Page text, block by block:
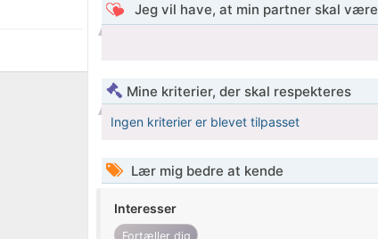
Jeg vil have, at min partner skal være
Mine kriterier, der skal respekteres
Ingen kriterier er blevet tilpasset
Lær mig bedre at kende
Interesser
Fortæller dig